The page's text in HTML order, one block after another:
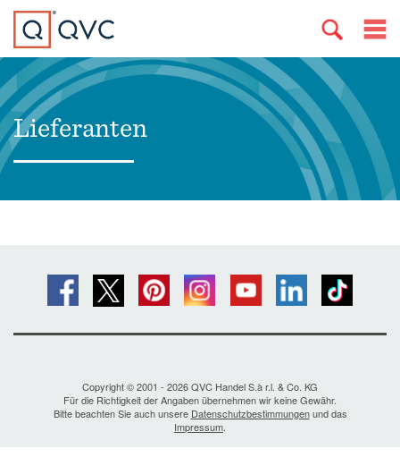
Lieferanten
Copyright © 2001 - 2026 QVC Handel S.à r.l. & Co. KG
Für die Richtigkeit der Angaben übernehmen wir keine Gewähr.
Bitte beachten Sie auch unsere Datenschutzbestimmungenund das
Impressum.